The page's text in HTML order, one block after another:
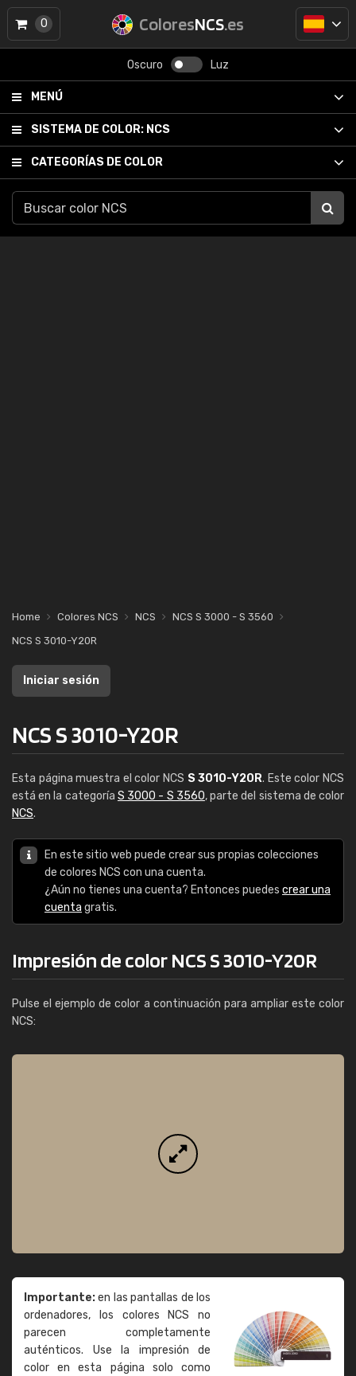
ColoresNCS.es
Oscuro Luz
MENÚ
SISTEMA DE COLOR: NCS
CATEGORÍAS DE COLOR
0
Home Colores NCS NCS
NCS S 3000 - S 3560
NCS S 3010-Y20R
Iniciar sesión
NCS S 3010-Y20R
Esta página muestra el color NCS S 3010-Y20R. Este color NCS
está en la categoría S 3000 - S 3560, parte del sistema de color
NCS.
En este sitio web puede crear sus propias colecciones
de colores NCS con una cuenta.
¿Aún no tienes una cuenta? Entonces puedes crear una
cuenta gratis.
Impresión de color NCS S 3010-Y20R
Pulse el ejemplo de color a continuación para ampliar este color
NCS:
Importante:en las pantallas de los
ordenadores, los colores NCS no
parecen completamente
auténticos. Use la impresión de
color en esta página solo como